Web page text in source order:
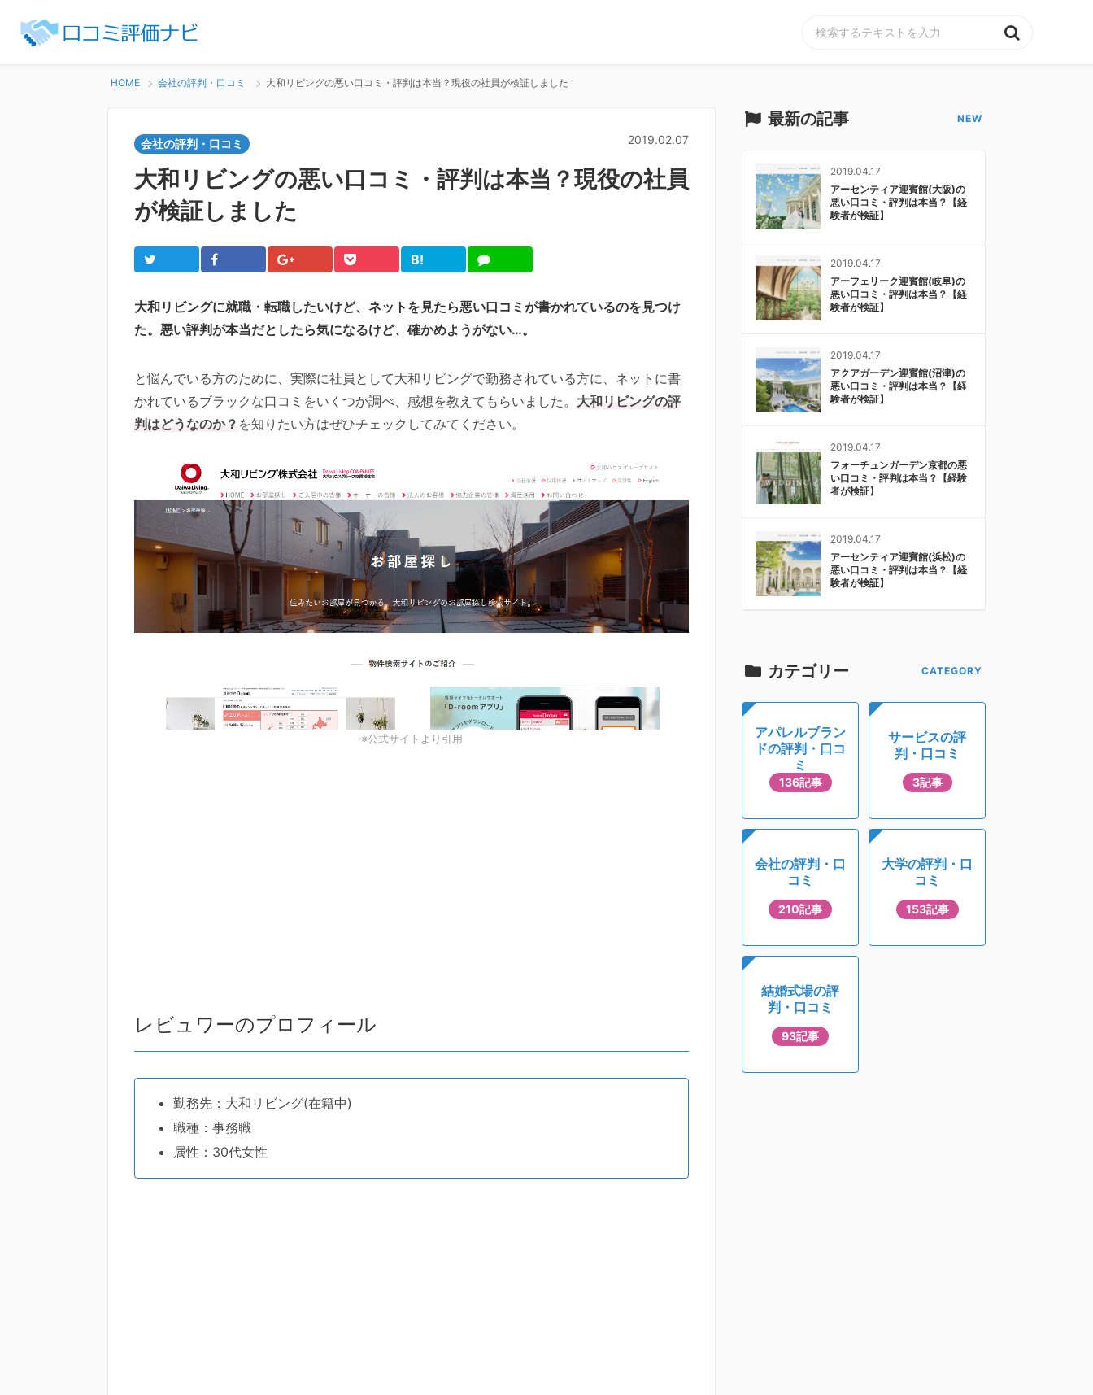
HOME 会社の評判・口コミ 大和リビングの悪い口コミ・評判は本当？現役の社員が検証しました
会社の評判・口コミ 2019.02.07
大和リビングの悪い口コミ・評判は本当？現役の社員
が検証しました
Twitter Facebook Google+ Pocket
B!
は
ブ
LINE
大和リビングに就職・転職したいけど、ネットを見たら悪い口コミが書かれているのを見つけ
た。悪い評判が本当だとしたら気になるけど、確かめようがない…。
と悩んでいる方のために、実際に社員として大和リビングで勤務されている方に、ネットに書
かれているブラックな口コミをいくつか調べ、感想を教えてもらいました。 大和リビングの評
判はどうなのか？ を知りたい方はぜひチェックしてみてください。
※公式サイトより引用
レビュワーのプロフィール
勤務先：大和リビング(在籍中)
職種：事務職
属性：30代女性
最新の記事
2019.04.17
アーセンティア迎賓館(大阪)の
悪い口コミ・評判は本当？【経
験者が検証】
2019.04.17
アーフェリーク迎賓館(岐阜)の
悪い口コミ・評判は本当？【経
験者が検証】
2019.04.17
アクアガーデン迎賓館(沼津)の
悪い口コミ・評判は本当？【経
験者が検証】
2019.04.17
フォーチュンガーデン京都の悪
い口コミ・評判は本当？【経験
者が検証】
2019.04.17
アーセンティア迎賓館(浜松)の
悪い口コミ・評判は本当？【経
験者が検証】
カテゴリー
アパレルブラン
ドの評判・口コ
ミ
136記事
サービスの評
判・口コミ
3記事
会社の評判・口
コミ
210記事
大学の評判・口
コミ
153記事
結婚式場の評
判・口コミ
93記事